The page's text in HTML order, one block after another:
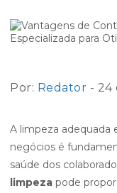
Por: Redator - 24
A limpeza
negócios é
saúde dos
limpeza pode